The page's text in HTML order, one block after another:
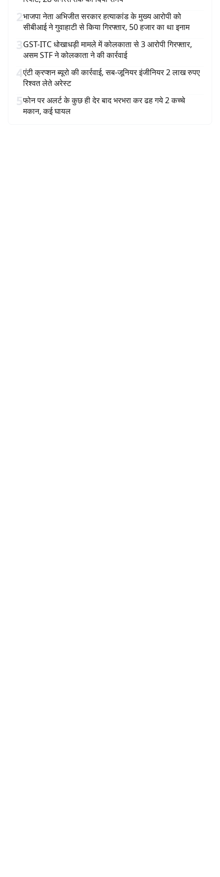
2भाजपा नेता अभिजीत सरकार हत्याकांड के मुख्य आरोपी को
सीबीआई ने गुवाहाटी से किया गिरफ्तार, 50 हजार का था इनाम
3GST-ITC धोखाधड़ी मामले में कोलकाता से 3 आरोपी गिरफ्तार,
असम STF ने कोलकाता ने की कार्रवाई
4एंटी क्रप्शन ब्यूरो की कार्रवाई, सब-जूनियर इंजीनियर 2 लाख रुपए
रिश्वत लेते अरेस्ट
5फोन पर अलर्ट के कुछ ही देर बाद भरभरा कर ढह गये 2 कच्चे
मकान, कई घायल